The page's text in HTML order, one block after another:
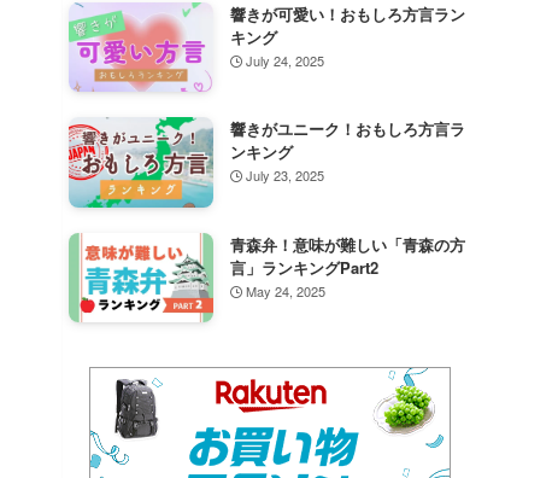
響きが可愛い！おもしろ方言ラン
キング
July 24, 2025
響きがユニーク！おもしろ方言ラ
ンキング
July 23, 2025
青森弁！意味が難しい「青森の方
言」ランキングPart2
May 24, 2025